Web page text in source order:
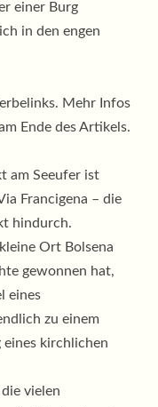
einer Burg
in den engen
Mehr Infos
Ende des Artikels.
am Seeufer ist
Francigena – die
hindurch.
Ort Bolsena
gewonnen hat,
eines
zu einem
kirchlichen
vielen